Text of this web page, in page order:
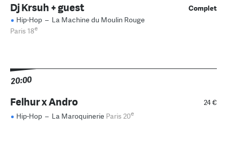
Complet
Dj Krsuh + guest
Hip-Hop – La Machine du Moulin Rouge
Paris 18e
20:00
24 €
Felhur x Andro
Hip-Hop – La Maroquinerie Paris 20e